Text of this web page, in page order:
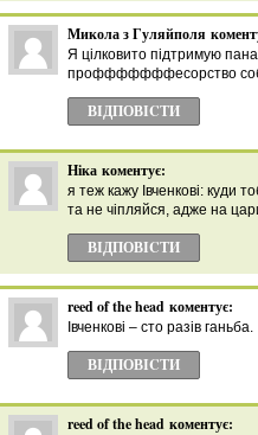
Микола з Гуляйполя
Я цілковито підтримую
профффффффесорство
ВІДПОВІCТИ
Ніка коментує:
я теж кажу Івченкові: куди
та не чіпляйся, адже на
ВІДПОВІCТИ
reed of the head коментує:
Івченкові – сто разів ганьба.
ВІДПОВІCТИ
reed of the head коментує: